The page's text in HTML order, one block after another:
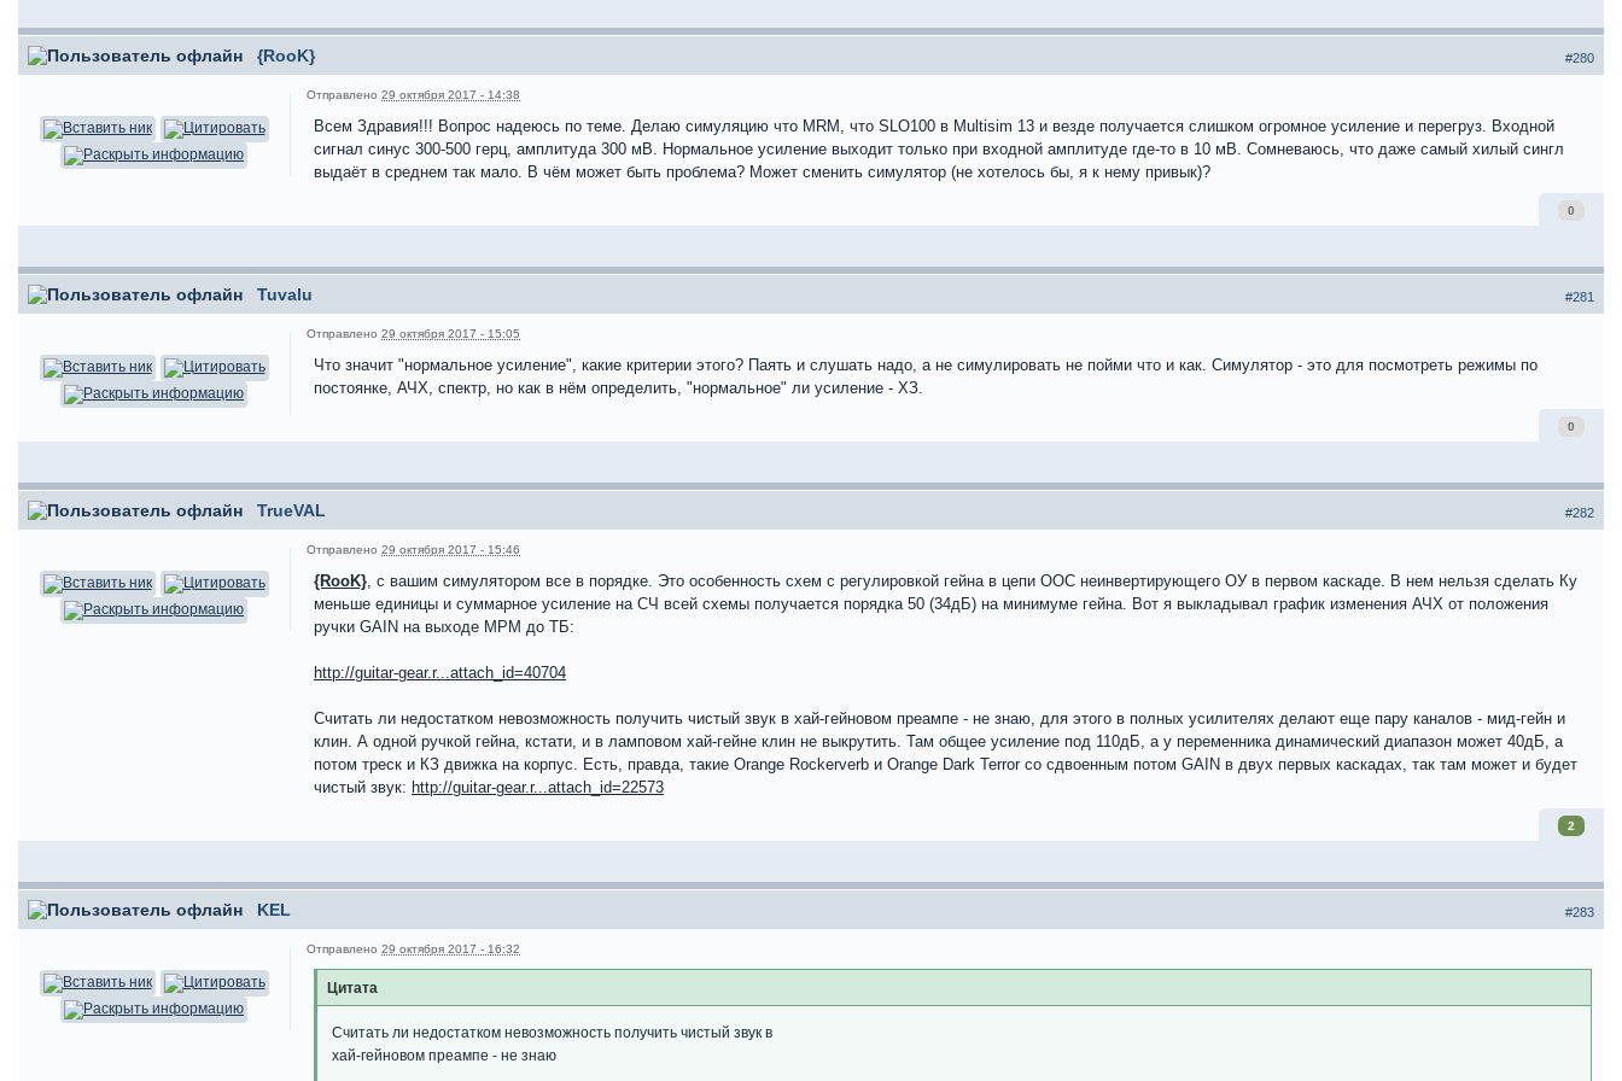
#280
{RooK}
Отправлено 29 октября 2017 - 14:38
Всем Здравия!!! Вопрос надеюсь по теме. Делаю симуляцию что MRM, что SLO100 в Multisim 13 и везде получается слишком огромное усиление и перегруз. Входной
сигнал синус 300-500 герц, амплитуда 300 мВ. Нормальное усиление выходит только при входной амплитуде где-то в 10 мВ. Сомневаюсь, что даже самый хилый сингл
выдаёт в среднем так мало. В чём может быть проблема? Может сменить симулятор (не хотелось бы, я к нему привык)?
0
#281
Tuvalu
Отправлено 29 октября 2017 - 15:05
Что значит "нормальное усиление", какие критерии этого? Паять и слушать надо, а не симулировать не пойми что и как. Симулятор - это для посмотреть режимы по
постоянке, АЧХ, спектр, но как в нём определить, "нормальное" ли усиление - ХЗ.
0
#282
TrueVAL
Отправлено 29 октября 2017 - 15:46
{RooK}, с вашим симулятором все в порядке. Это особенность схем с регулировкой гейна в цепи ООС неинвертирующего ОУ в первом каскаде. В нем нельзя сделать Ку
меньше единицы и суммарное усиление на СЧ всей схемы получается порядка 50 (34дБ) на минимуме гейна. Вот я выкладывал график изменения АЧХ от положения
ручки GAIN на выходе МРМ до ТБ:
http://guitar-gear.r...attach_id=40704
Считать ли недостатком невозможность получить чистый звук в хай-гейновом преампе - не знаю, для этого в полных усилителях делают еще пару каналов - мид-гейн и
клин. А одной ручкой гейна, кстати, и в ламповом хай-гейне клин не выкрутить. Там общее усиление под 110дБ, а у переменника динамический диапазон может 40дБ, а
потом треск и КЗ движка на корпус. Есть, правда, такие Orange Rockerverb и Orange Dark Terror со сдвоенным потом GAIN в двух первых каскадах, так там может и будет
чистый звук: http://guitar-gear.r...attach_id=22573
2
#283
KEL
Отправлено 29 октября 2017 - 16:32
Цитата
Считать ли недостатком невозможность получить чистый звук в
хай-гейновом преампе - не знаю